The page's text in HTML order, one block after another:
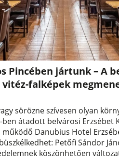
Pincében jártunk – A
vitéz-falképek
sörözne szívesen olyan
átadott belvárosi Erzsébet
Danubius Hotel
Petőfi Sándor
köszönhetően